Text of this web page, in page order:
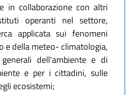
in collaborazione con altri
operanti nel settore,
applicata sui fenomeni
e della meteo- climatologia,
dell'ambiente e di
e per i cittadini, sulle
ecosistemi;